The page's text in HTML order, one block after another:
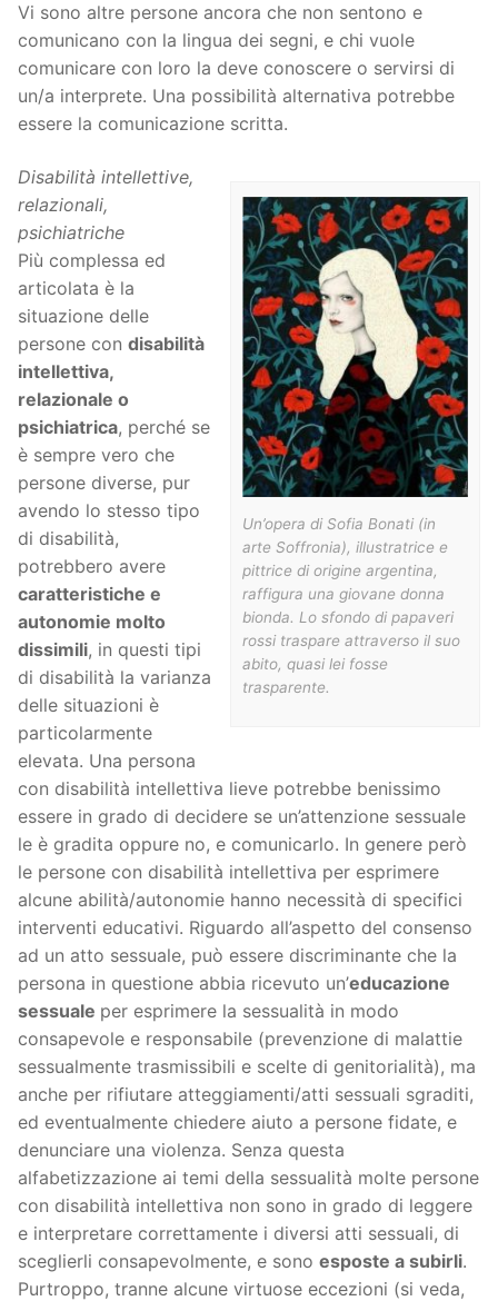
Vi sono altre persone ancora che non sentono e
comunicano con la lingua dei segni, e chi vuole
comunicare con loro la deve conoscere o servirsi di
un/a interprete. Una possibilità alternativa potrebbe
essere la comunicazione scritta.
Un’opera di Sofia Bonati (in
arte Soffronia), illustratrice e
pittrice di origine argentina,
raffigura una giovane donna
bionda. Lo sfondo di papaveri
rossi traspare attraverso il suo
abito, quasi lei fosse
trasparente.
Disabilità intellettive,
relazionali,
psichiatriche
Più complessa ed
articolata è la
situazione delle
persone con disabilità
intellettiva,
relazionale o
psichiatrica, perché se
è sempre vero che
persone diverse, pur
avendo lo stesso tipo
di disabilità,
potrebbero avere
caratteristiche e
autonomie molto
dissimili, in questi tipi
di disabilità la varianza
delle situazioni è
particolarmente
elevata. Una persona
con disabilità intellettiva lieve potrebbe benissimo
essere in grado di decidere se un’attenzione sessuale
le è gradita oppure no, e comunicarlo. In genere però
le persone con disabilità intellettiva per esprimere
alcune abilità/autonomie hanno necessità di specifici
interventi educativi. Riguardo all’aspetto del consenso
ad un atto sessuale, può essere discriminante che la
persona in questione abbia ricevuto un’educazione
sessuale per esprimere la sessualità in modo
consapevole e responsabile (prevenzione di malattie
sessualmente trasmissibili e scelte di genitorialità), ma
anche per rifiutare atteggiamenti/atti sessuali sgraditi,
ed eventualmente chiedere aiuto a persone fidate, e
denunciare una violenza. Senza questa
alfabetizzazione ai temi della sessualità molte persone
con disabilità intellettiva non sono in grado di leggere
e interpretare correttamente i diversi atti sessuali, di
sceglierli consapevolmente, e sono esposte a subirli.
Purtroppo, tranne alcune virtuose eccezioni (si veda,